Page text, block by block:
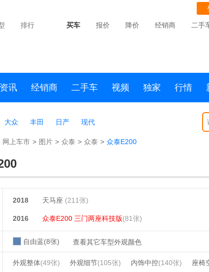
排行 买车 报价 降价 经销商 二手
资讯 经销商 二手车 视频 独家 行情
大众 丰田 日产 现代
网上车市 > 图片 > 众泰 > 众泰 > 众泰E200
2018 天马座 (211张)
2016 众泰E200 三门两座科技版(81张)
自由蓝(8张) 查看其它车型外观颜色
外观整体(49张) 外观细节(105张) 内饰中控(140张) 座椅